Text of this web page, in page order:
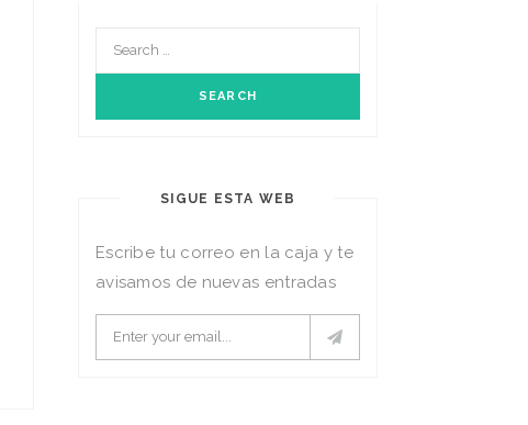
SIGUE ESTA WEB
Escribe tu correo en la caja y te
avisamos de nuevas entradas